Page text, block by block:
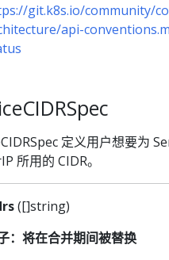
git.k8s.io/community/
api-
定义用户想要为
所用的 CIDR。
([]string)
：将在合并期间被替换